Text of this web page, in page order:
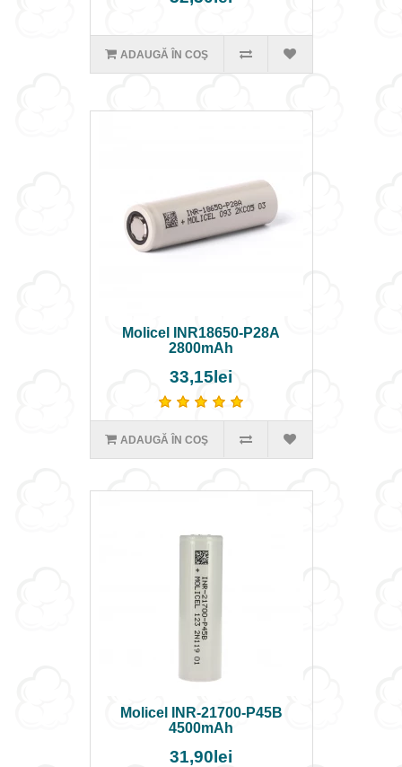
ADAUGĂ ÎN COŞ
Molicel INR18650-P28A
2800mAh
33,15lei
ADAUGĂ ÎN COŞ
Molicel INR-21700-P45B
4500mAh
31,90lei